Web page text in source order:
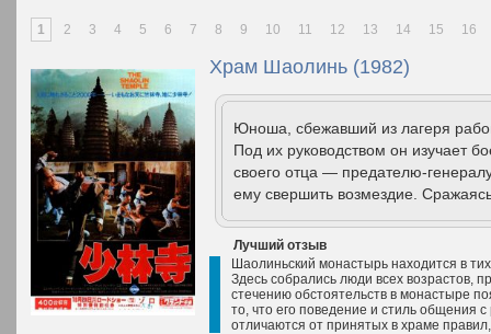
1 2 3 4 5 6 7 8 9 10 11 12 13 14 15 16
Храм Шаолинь (1982)
Юноша, сбежавший из лагеря
Под их руководством он изучает
своего отца — предателю-
ему свершить возмездие.
Лучший отзыв
Шаолиньский монастырь находится в
Здесь собрались люди всех возрастов,
стечению обстоятельств в монастыре
то, что его поведение и стиль общения
отличаются от принятых в храме